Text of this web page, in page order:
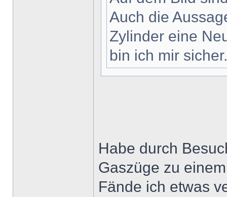
Auch die
Zylinder eine
bin ich mir sicher.
Habe durch
Gaszüge zu
Fände ich etwas